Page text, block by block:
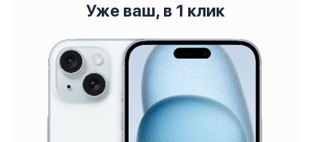
Уже ваш, в 1 клик